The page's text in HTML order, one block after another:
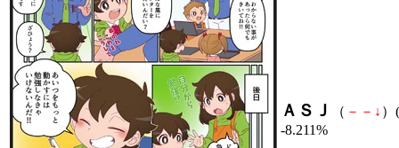
ＡＳＪ （ － － ↓
-8.211%